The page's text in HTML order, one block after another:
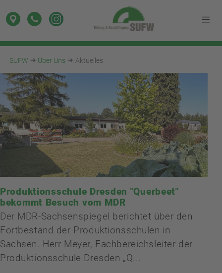
SUFW Über Uns Aktuelles
Produktionsschule Dresden "Querbeet"
bekommt Besuch vom MDR
Der MDR-Sachsenspiegel berichtet über den
Fortbestand der Produktionsschulen in
Sachsen. Herr Meyer, Fachbereichsleiter der
Produktionsschule Dresden „Q...